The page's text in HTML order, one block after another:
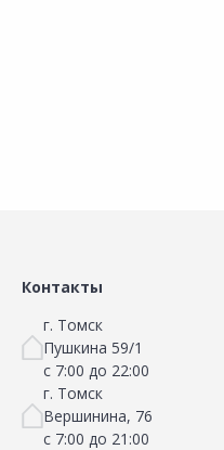
Контакты
г. Томск
Пушкина 59/1
с 7:00 до 22:00
г. Томск
Вершинина, 76
с 7:00 до 21:00